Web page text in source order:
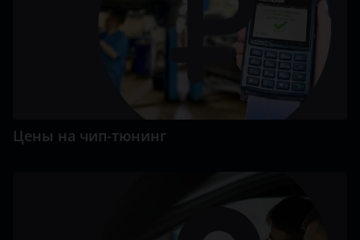
Цены на чип-тюнинг